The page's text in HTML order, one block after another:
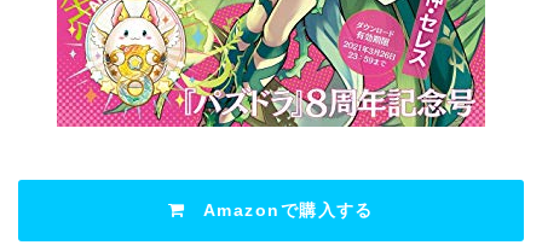
Amazonで購入する